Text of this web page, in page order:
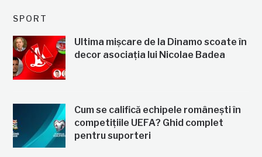
SPORT
Ultima mișcare de la Dinamo scoate în
decor asociația lui Nicolae Badea
Cum se califică echipele românești în
competițiile UEFA? Ghid complet
pentru suporteri